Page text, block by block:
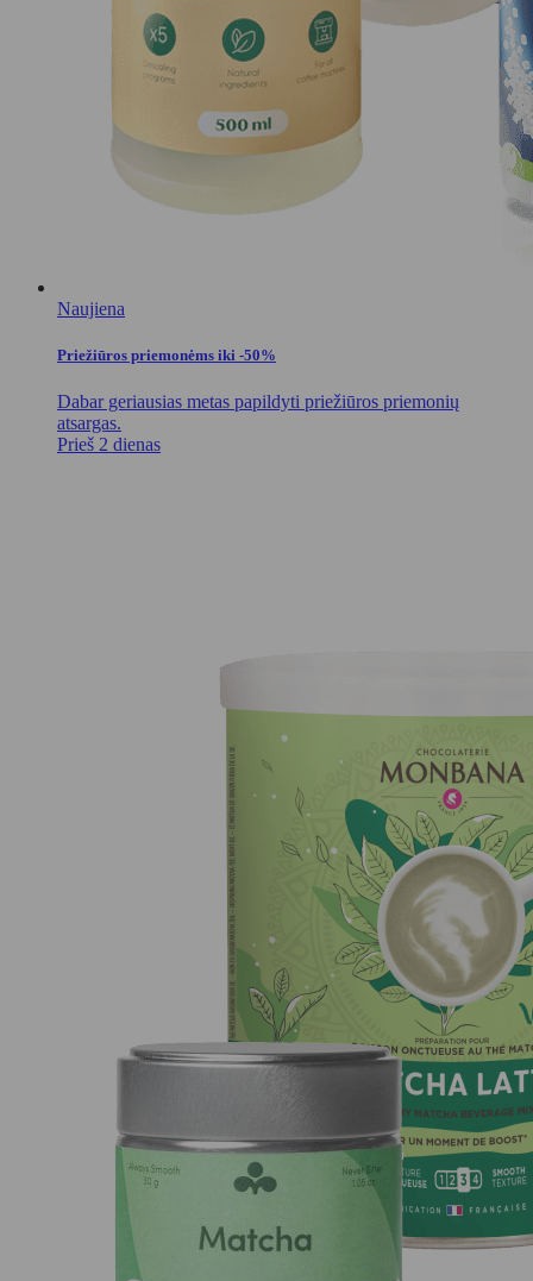
Naujiena
Priežiūros priemonėms iki -50%
Dabar geriausias metas papildyti priežiūros priemonių
atsargas.
Prieš 2 dienas